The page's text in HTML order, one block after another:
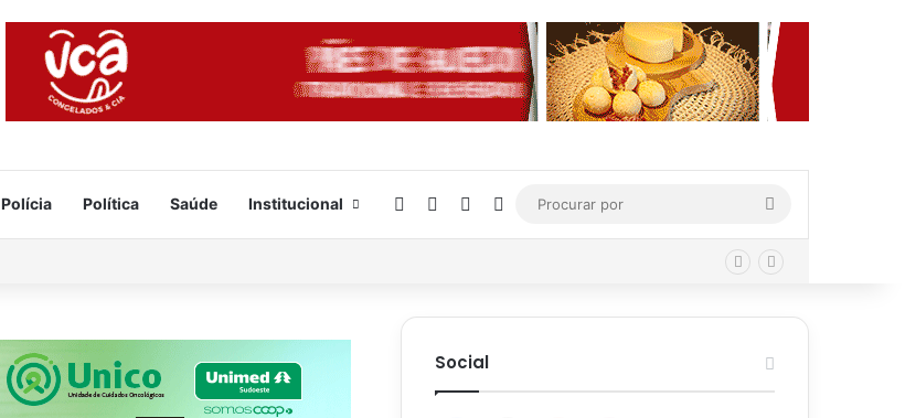
Polícia Política Saúde Institucional Facebook YouTubeInstagram
Procurar
por
Social